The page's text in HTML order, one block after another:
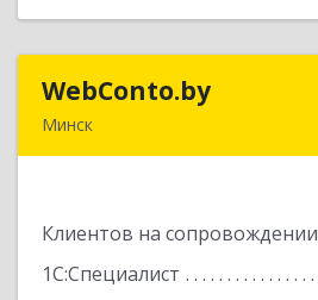
WebConto.by
Минск
Клиентов на сопровождении
1С:Специалист